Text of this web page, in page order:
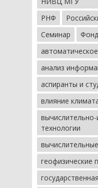
РНФ
Семинар
Фонд
анализ
аспиранты и
влияние
технологии
геофизические